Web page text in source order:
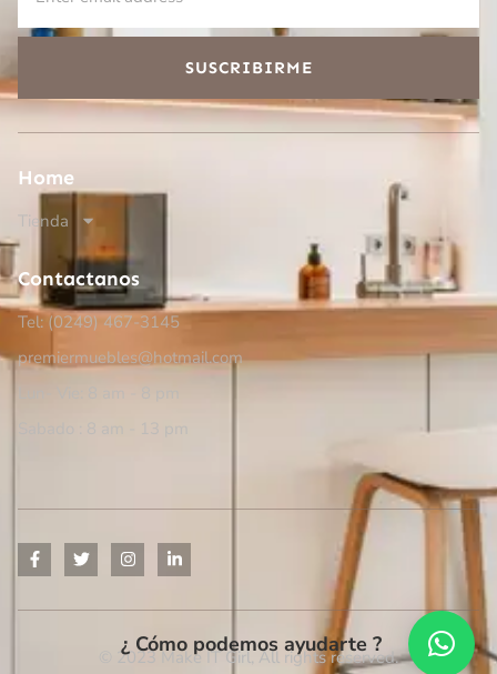
SUSCRIBIRME
Home
Tienda
Contactanos
Tel: (0249) 467-3145
premiermuebles@hotmail.com
Sabado : 8 am - 13 pm
© 2023 Make IT Girl, All rights reserved.
¿ Cómo podemos ayudarte ?